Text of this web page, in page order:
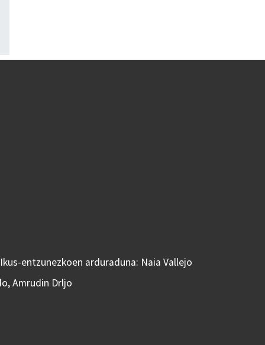
entzunezkoen arduraduna: Naia Vallejo
Amrudin Drljo